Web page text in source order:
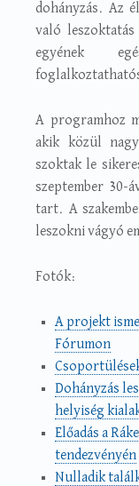
dohányzás. Az
való
egyének
A programhoz
akik közül
szoktak le
szeptember 30-
tart. A
leszokni vágyó
Fotók:
A projekt
Fórumon
Dohányzás
helyiség
Előadás a
tendezvényén
Nulladik